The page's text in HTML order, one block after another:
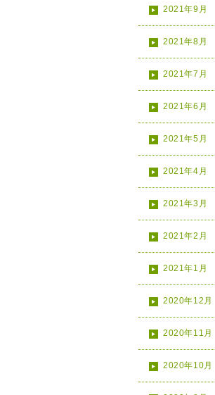
2021年9月
2021年8月
2021年7月
2021年6月
2021年5月
2021年4月
2021年3月
2021年2月
2021年1月
2020年12月
2020年11月
2020年10月